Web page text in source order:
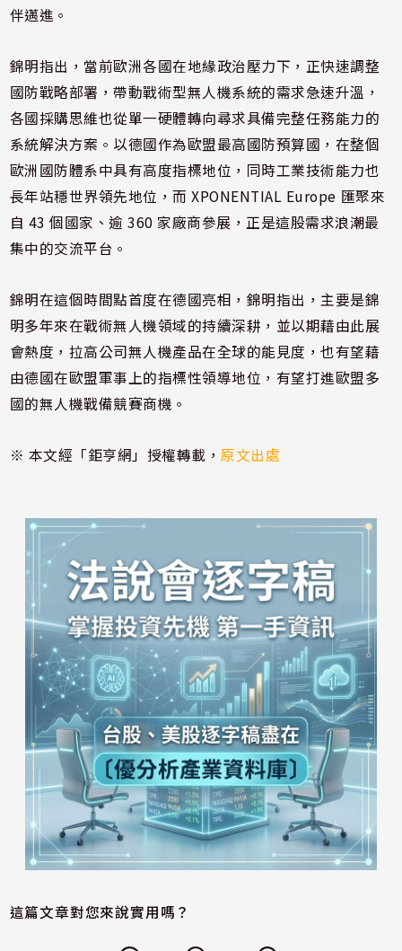
伴邁進。
錦明指出，當前歐洲各國在地緣政治壓力下，正快速調整
國防戰略部署，帶動戰術型無人機系統的需求急速升溫，
各國採購思維也從單一硬體轉向尋求具備完整任務能力的
系統解決方案。以德國作為歐盟最高國防預算國，在整個
歐洲國防體系中具有高度指標地位，同時工業技術能力也
長年站穩世界領先地位，而 XPONENTIAL Europe 匯聚來
自 43 個國家、逾 360 家廠商參展，正是這股需求浪潮最
集中的交流平台。
錦明在這個時間點首度在德國亮相，錦明指出，主要是錦
明多年來在戰術無人機領域的持續深耕，並以期藉由此展
會熱度，拉高公司無人機產品在全球的能見度，也有望藉
由德國在歐盟軍事上的指標性領導地位，有望打進歐盟多
國的無人機戰備競賽商機。
※ 本文經「鉅亨網」授權轉載，原文出處
這篇文章對您來說實用嗎？